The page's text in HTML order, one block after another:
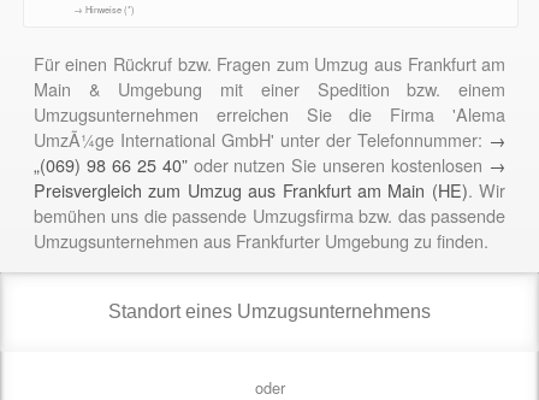
→ Hinweise (*)
Für einen Rückruf bzw. Fragen zum Umzug aus Frankfurt am
Main & Umgebung mit einer Spedition bzw. einem
Umzugsunternehmen erreichen Sie die Firma 'Alema
UmzÃ¼ge International GmbH' unter der Telefonnummer: →
„(069) 98 66 25 40”oder nutzen Sie unseren kostenlosen →
Preisvergleich zum Umzug aus Frankfurt am Main (HE). Wir
bemühen uns die passende Umzugsfirma bzw. das passende
Umzugsunternehmen aus Frankfurter Umgebung zu finden.
oder